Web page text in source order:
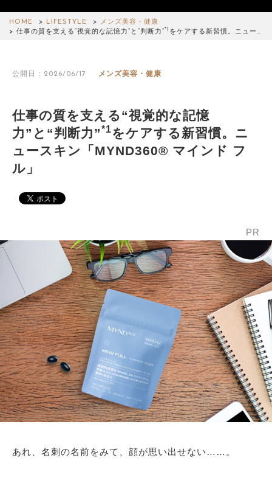
HOME LIFESTYLE
メンズ美容・健康
仕事の質を支える“視覚的な記憶力”と“判断力”*1 をケアする新習慣。ニュー…
公開日：2026/06/17 メンズ美容・健康
仕事の質を支える“視覚的な記憶
力”と“判断力”*1をケアする新習慣。ニ
ュースキン「MYND360® マインド フ
ル」
PR
あれ、名刺の名前をみて、顔が思い出せない……。